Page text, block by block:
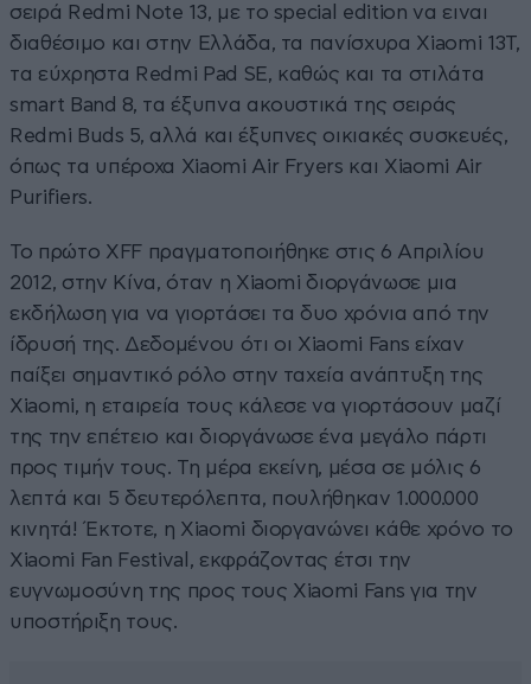
σειρά Redmi Note 13, με το special edition να ειναι
διαθέσιμο και στην Ελλάδα, τα πανίσχυρα Xiaomi 13T,
τα εύχρηστα Redmi Pad SE, καθώς και τα στιλάτα
smart Band 8, τα έξυπνα ακουστικά της σειράς
Redmi Buds 5, αλλά και έξυπνες οικιακές συσκευές,
όπως τα υπέροχα Xiaomi Air Fryers και Xiaomi Air
Purifiers.
Το πρώτο XFF πραγματοποιήθηκε στις 6 Απριλίου
2012, στην Κίνα, όταν η Xiaomi διοργάνωσε μια
εκδήλωση για να γιορτάσει τα δυο χρόνια από την
ίδρυσή της. Δεδομένου ότι οι Xiaomi Fans είχαν
παίξει σημαντικό ρόλο στην ταχεία ανάπτυξη της
Xiaomi, η εταιρεία τους κάλεσε να γιορτάσουν μαζί
της την επέτειο και διοργάνωσε ένα μεγάλο πάρτι
προς τιμήν τους. Τη μέρα εκείνη, μέσα σε μόλις 6
λεπτά και 5 δευτερόλεπτα, πουλήθηκαν 1.000.000
κινητά! Έκτοτε, η Xiaomi διοργανώνει κάθε χρόνο το
Xiaomi Fan Festival, εκφράζοντας έτσι την
ευγνωμοσύνη της προς τους Xiaomi Fans για την
υποστήριξη τους.